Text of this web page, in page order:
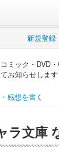
新規登録
ミック・DVD
お知らせします
感想を書く
ラ文庫